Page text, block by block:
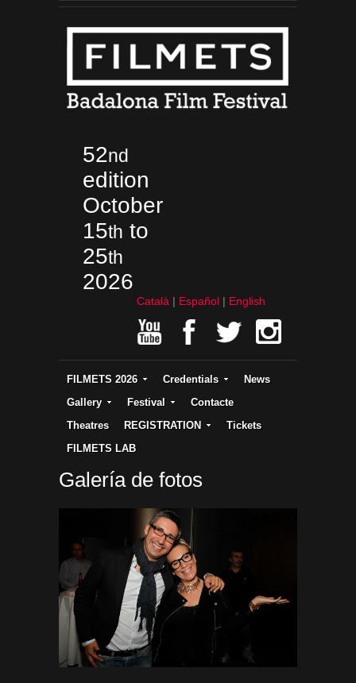
52nd
edition
October
15th to
25th
2026
Català Español English
FILMETS 2026 Credentials
News
Gallery
Festival
Contacte
Theatres
REGISTRATION
Tickets
FILMETS LAB
Galería de fotos